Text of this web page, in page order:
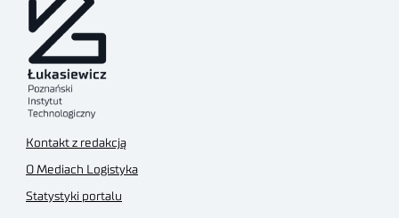
Kontakt z redakcją
O Mediach Logistyka
Statystyki portalu